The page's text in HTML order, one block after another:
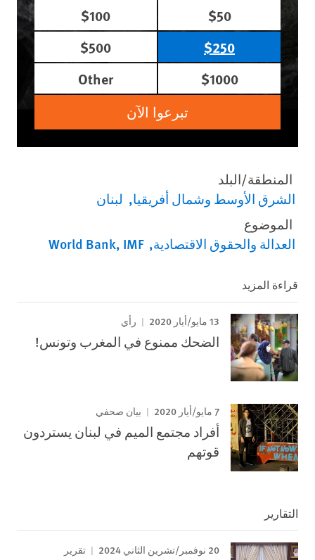
$50
$100
$250
$500
$1000
Other
تبرعوا الآن
المنطقة/البلد
الشرق الأوسط وشمال أفريقيا
لبنان
الموضوع
العدالة والحقوق الاقتصادية World Bank, IMF
قراءة المزيد
13 مايو/أيار 2020 رأي
الضحك ممنوع في المغرب وتونس!
7 مايو/أيار 2020 بيان صحفي
أفراد مجتمع الميم في لبنان يستردون
قوتهم
التقارير
20 نوفمبر/تشرين الثاني 2024 تقرير